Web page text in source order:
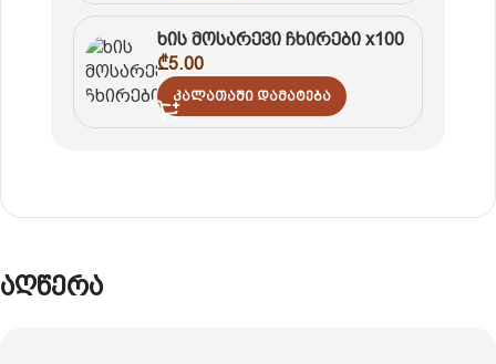
ხის მოსარევი ჩხირები x100
₾5.00
Კალათაში Დამატება
აღწერა